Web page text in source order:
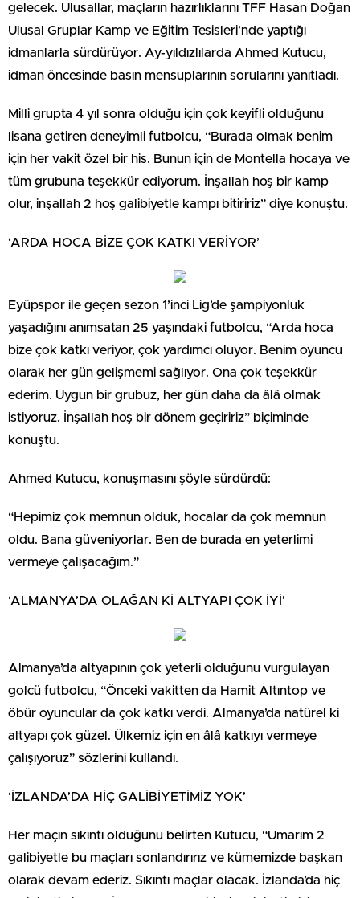
gelecek. Ulusallar, maçların hazırlıklarını TFF Hasan Doğan
Ulusal Gruplar Kamp ve Eğitim Tesisleri’nde yaptığı
idmanlarla sürdürüyor. Ay-yıldızlılarda Ahmed Kutucu,
idman öncesinde basın mensuplarının sorularını yanıtladı.
Milli grupta 4 yıl sonra olduğu için çok keyifli olduğunu
lisana getiren deneyimli futbolcu, “Burada olmak benim
için her vakit özel bir his. Bunun için de Montella hocaya ve
tüm grubuna teşekkür ediyorum. İnşallah hoş bir kamp
olur, inşallah 2 hoş galibiyetle kampı bitiririz” diye konuştu.
‘ARDA HOCA BİZE ÇOK KATKI VERİYOR’
Eyüpspor ile geçen sezon 1’inci Lig’de şampiyonluk
yaşadığını anımsatan 25 yaşındaki futbolcu, “Arda hoca
bize çok katkı veriyor, çok yardımcı oluyor. Benim oyuncu
olarak her gün gelişmemi sağlıyor. Ona çok teşekkür
ederim. Uygun bir grubuz, her gün daha da âlâ olmak
istiyoruz. İnşallah hoş bir dönem geçiririz” biçiminde
konuştu.
Ahmed Kutucu, konuşmasını şöyle sürdürdü:
“Hepimiz çok memnun olduk, hocalar da çok memnun
oldu. Bana güveniyorlar. Ben de burada en yeterlimi
vermeye çalışacağım.”
‘ALMANYA’DA OLAĞAN Kİ ALTYAPI ÇOK İYİ’
Almanya’da altyapının çok yeterli olduğunu vurgulayan
golcü futbolcu, “Önceki vakitten da Hamit Altıntop ve
öbür oyuncular da çok katkı verdi. Almanya’da natürel ki
altyapı çok güzel. Ülkemiz için en âlâ katkıyı vermeye
çalışıyoruz” sözlerini kullandı.
‘İZLANDA’DA HİÇ GALİBİYETİMİZ YOK’
Her maçın sıkıntı olduğunu belirten Kutucu, “Umarım 2
galibiyetle bu maçları sonlandırırız ve kümemizde başkan
olarak devam ederiz. Sıkıntı maçlar olacak. İzlanda’da hiç